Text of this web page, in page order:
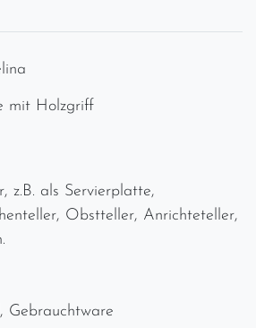
mit Holzgriff
z.B. als Servierplatte,
Obstteller, Anrichteteller,
Gebrauchtware